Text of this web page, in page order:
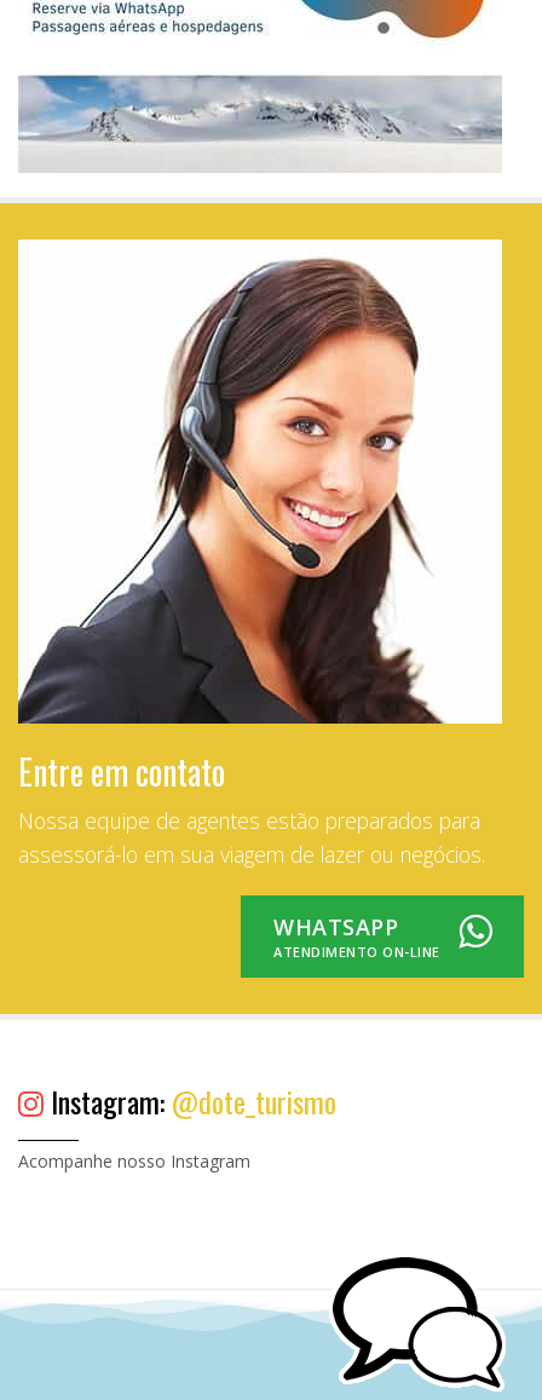
Entre em contato
Nossa equipe de agentes estão preparados para
assessorá-lo em sua viagem de lazer ou negócios.
WHATSAPP
ATENDIMENTO ON-LINE
Instagram:@dote_turismo
Acompanhe nosso Instagram